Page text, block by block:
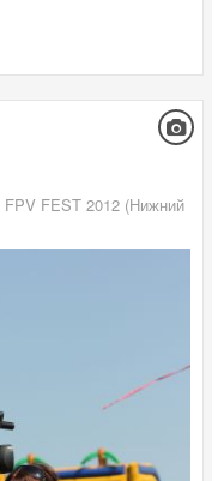
FPV FEST 2012 (Нижний